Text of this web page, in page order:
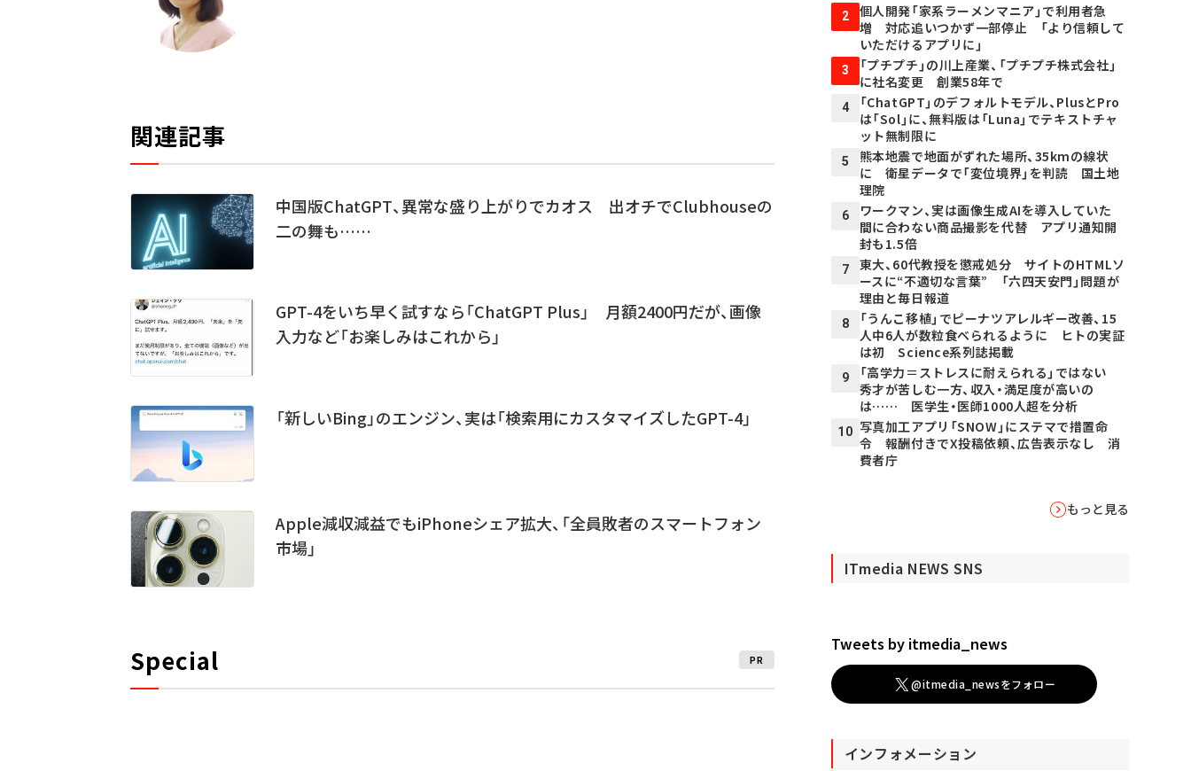
関連記事
中国版ChatGPT、異常な盛り上がりでカオス 出オチでClubhouseの
二の舞も……
GPT-4をいち早く試すなら「ChatGPT Plus」 月額2400円だが、画像
入力など「お楽しみはこれから」
「新しいBing」のエンジン、実は「検索用にカスタマイズしたGPT-4」
Apple減収減益でもiPhoneシェア拡大、「全員敗者のスマートフォン
市場」
Special PR
2
個人開発「家系ラーメンマニア」で利用者急
増 対応追いつかず一部停止 「より信頼して
いただけるアプリに」
3
「プチプチ」の川上産業、「プチプチ株式会社」
に社名変更 創業58年で
4
「ChatGPT」のデフォルトモデル、PlusとPro
は「Sol」に、無料版は「Luna」でテキストチャ
ット無制限に
5
熊本地震で地面がずれた場所、35kmの線状
に 衛星データで「変位境界」を判読 国土地
理院
6
ワークマン、実は画像生成AIを導入していた
間に合わない商品撮影を代替 アプリ通知開
封も1.5倍
7
東大、60代教授を懲戒処分 サイトのHTMLソ
ースに“不適切な言葉” 「六四天安門」問題が
理由と毎日報道
8
「うんこ移植」でピーナツアレルギー改善、15
人中6人が数粒食べられるように ヒトの実証
は初 Science系列誌掲載
9
「高学力＝ストレスに耐えられる」ではない
秀才が苦しむ一方、収入・満足度が高いの
は…… 医学生・医師1000人超を分析
10 写真加工アプリ「SNOW」にステマで措置命
令 報酬付きでX投稿依頼、広告表示なし 消
費者庁
もっと見る
ITmedia NEWS SNS
Tweets by itmedia_news
@itmedia_newsをフォロー
インフォメーション